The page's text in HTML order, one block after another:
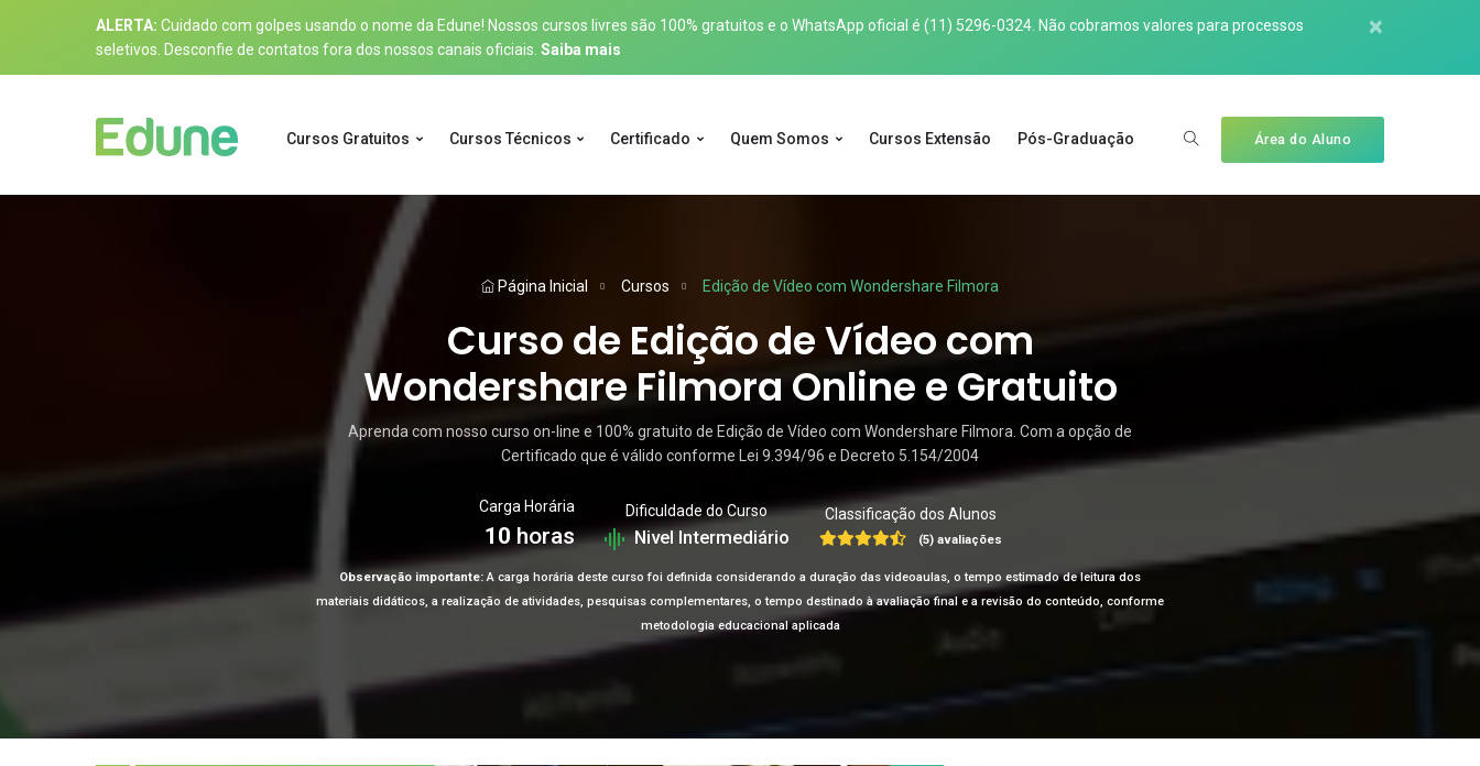
ALERTA: Cuidado com golpes usando o nome da Edune! Nossos cursos livres são 100% gratuitos e o WhatsApp oficial é (11) 5296-0324 . Não cobramos valores para processos
seletivos. Desconfie de contatos fora dos nossos canais oficiais. Saiba mais
×
Cursos Gratuitos Cursos Técnicos Certificado Quem Somos Cursos Extensão Pós-Graduação Área do Aluno
Página Inicial Cursos Edição de Vídeo com Wondershare Filmora
Curso de Edição de Vídeo com
Wondershare Filmora Online e Gratuito
Aprenda com nosso curso on-line e 100% gratuito de Edição de Vídeo com Wondershare Filmora. Com a opção de
Certificado que é válido conforme Lei 9.394/96 e Decreto 5.154/2004
Carga Horária
10 horas
Dificuldade do Curso
Nivel Intermediário
Classificação dos Alunos
(5) avaliações
Observação importante:A carga horária deste curso foi definida considerando a duração das videoaulas, o tempo estimado de leitura dos
materiais didáticos, a realização de atividades, pesquisas complementares, o tempo destinado à avaliação final e a revisão do conteúdo, conforme
metodologia educacional aplicada